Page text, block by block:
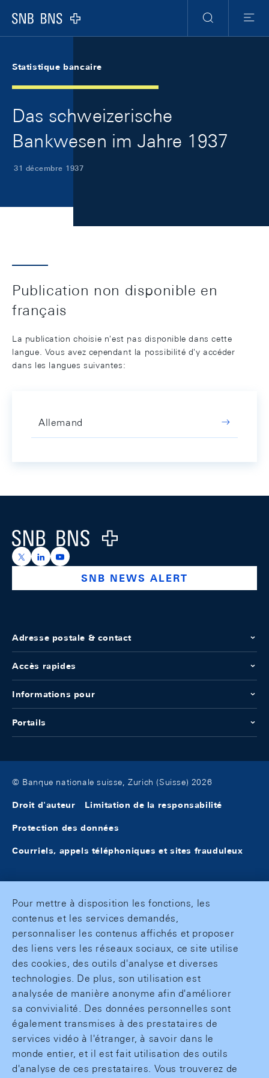
Logo
RechercheMenu
Statistique bancaire
Das schweizerische
Bankwesen im Jahre 1937
31 décembre 1937
Publication non disponible en
français
La publication choisie n'est pas disponible dans cette
langue. Vous avez cependant la possibilité d'y accéder
dans les langues suivantes:
Allemand
Logo
https://x.com/snb_bns
https://ch.linkedin.com/company/swiss-national-
https://www.youtube.com/@swissnationalbank
SNB NEWS ALERT
Adresse postale & contact
Accès rapides
Informations pour
Portails
© Banque nationale suisse, Zurich (Suisse) 2026
Droit d'auteur Limitation de la responsabilité
Protection des données
Courriels, appels téléphoniques et sites frauduleux
Pour mettre à disposition les fonctions, les
contenus et les services demandés,
personnaliser les contenus affichés et proposer
des liens vers les réseaux sociaux, ce site utilise
des cookies, des outils d'analyse et diverses
technologies. De plus, son utilisation est
analysée de manière anonyme afin d'améliorer
sa convivialité. Des données personnelles sont
également transmises à des prestataires de
services vidéo à l'étranger, à savoir dans le
monde entier, et il est fait utilisation des outils
d'analyse de ces prestataires. Vous trouverez de